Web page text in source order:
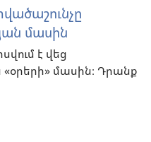
մասին
է վեց
մասին։ Դրանք